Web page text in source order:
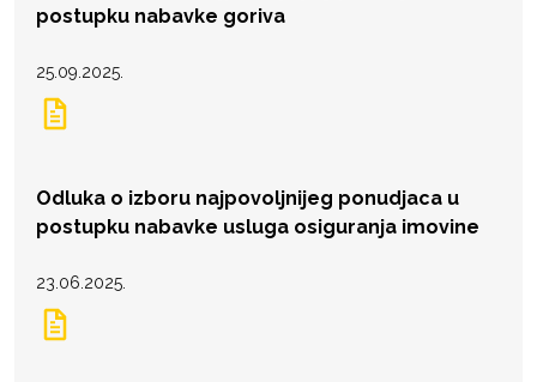
postupku nabavke goriva
25.09.2025.
Odluka o izboru najpovoljnijeg ponudjaca u
postupku nabavke usluga osiguranja imovine
23.06.2025.